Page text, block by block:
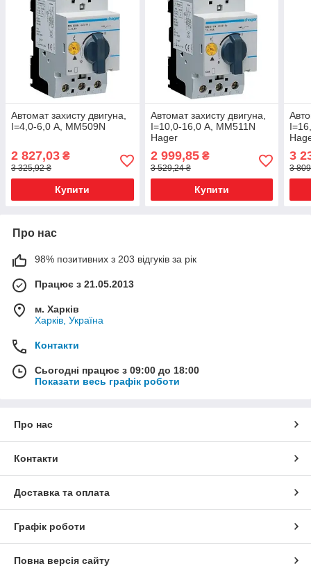
Автомат захисту двигуна,
I=4,0-6,0 А, MM509N
2 827,03 ₴
3 325,92 ₴
Купити
Автомат захисту двигуна,
I=10,0-16,0 А, MM511N
Hager
2 999,85₴
3 529,24 ₴
Купити
3
3
Про нас
98% позитивних з 203 відгуків за рік
Працює з 21.05.2013
м. Харків
Харків, Україна
Контакти
Сьогодні працює з 09:00 до 18:00
Показати весь графік роботи
Про нас
Контакти
Доставка та оплата
Графік роботи
Повна версія сайту